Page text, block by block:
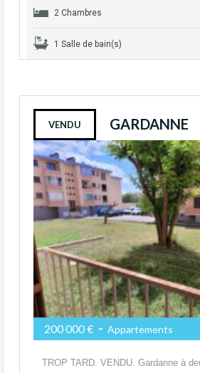
2 Chambres
1 Salle de bain(s)
VENDU GARDANNE
200 000 € - Appartements
TROP TARD. VENDU. Gardanne à